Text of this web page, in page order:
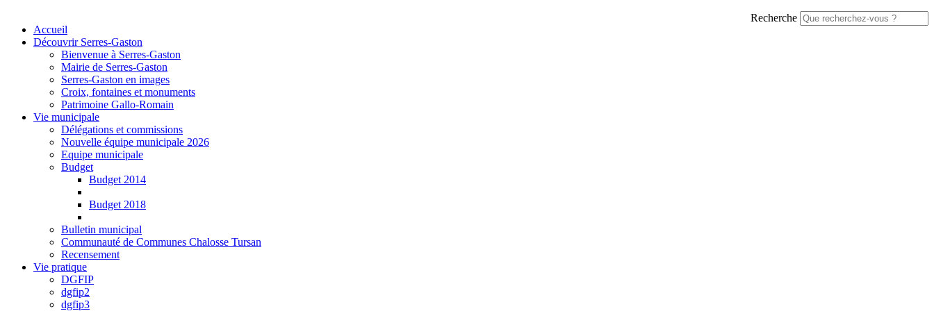
Recherche
Accueil
Découvrir Serres-Gaston
Bienvenue à Serres-Gaston
Mairie de Serres-Gaston
Serres-Gaston en images
Croix, fontaines et monuments
Patrimoine Gallo-Romain
Vie municipale
Délégations et commissions
Nouvelle équipe municipale 2026
Equipe municipale
Budget
Budget 2014
Budget 2018
Bulletin municipal
Communauté de Communes Chalosse Tursan
Recensement
Vie pratique
DGFIP
dgfip2
dgfip3